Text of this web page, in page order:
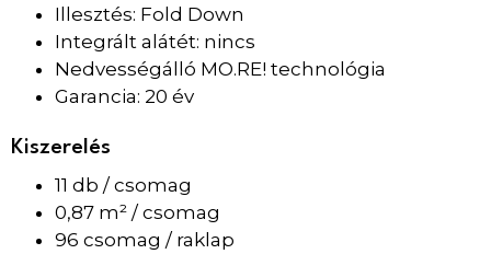
Illesztés: Fold Down
Integrált alátét: nincs
Nedvességálló MO.RE! technológia
Garancia: 20 év
Kiszerelés
11 db / csomag
0,87 m² / csomag
96 csomag / raklap